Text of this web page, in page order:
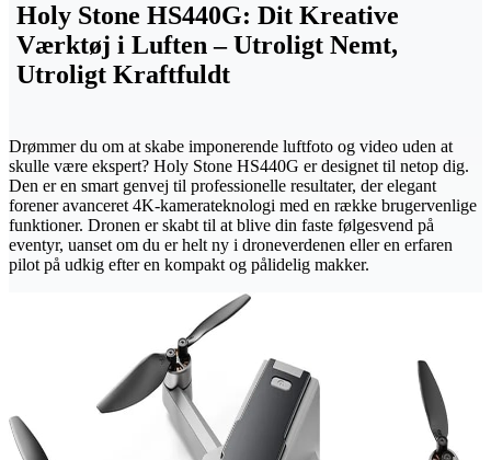
Holy Stone HS440G: Dit Kreative
Værktøj i Luften – Utroligt Nemt,
Utroligt Kraftfuldt
Drømmer du om at skabe imponerende luftfoto og video uden at
skulle være ekspert? Holy Stone HS440G er designet til netop dig.
Den er en smart genvej til professionelle resultater, der elegant
forener avanceret 4K-kamerateknologi med en række brugervenlige
funktioner. Dronen er skabt til at blive din faste følgesvend på
eventyr, uanset om du er helt ny i droneverdenen eller en erfaren
pilot på udkig efter en kompakt og pålidelig makker.